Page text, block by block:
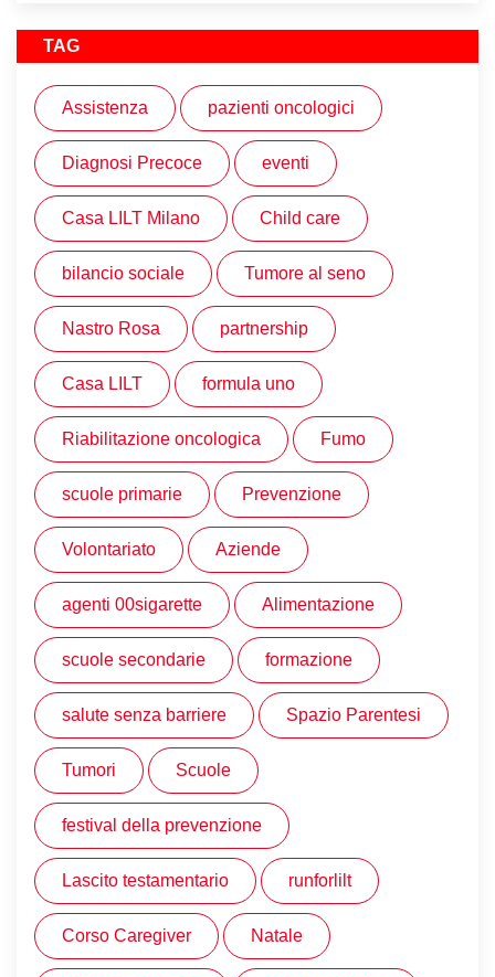
TAG
Assistenza pazienti oncologici
Diagnosi Precoce eventi
Casa LILT Milano Child care
bilancio sociale Tumore al seno
Nastro Rosa partnership
Casa LILT formula uno
Riabilitazione oncologica Fumo
scuole primarie Prevenzione
Volontariato Aziende
agenti 00sigarette Alimentazione
scuole secondarie formazione
salute senza barriere Spazio Parentesi
Tumori Scuole
festival della prevenzione
Lascito testamentario runforlilt
Corso Caregiver Natale